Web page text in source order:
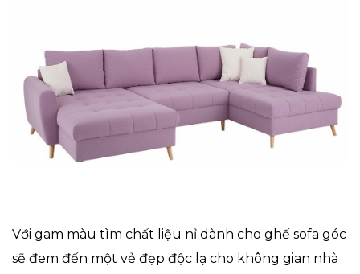
Với gam màu tìm chất liệu nỉ dành cho ghế sofa góc
sẽ đem đến một vẻ đẹp độc lạ cho không gian nhà